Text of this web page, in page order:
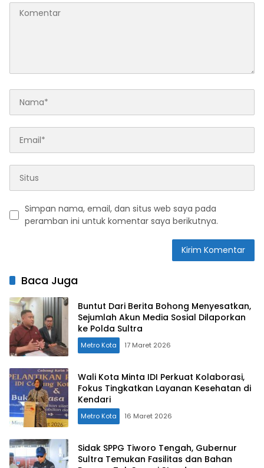
Simpan nama, email, dan situs web saya pada
peramban ini untuk komentar saya berikutnya.
Baca Juga
Buntut Dari Berita Bohong Menyesatkan,
Sejumlah Akun Media Sosial Dilaporkan
ke Polda Sultra
Metro Kota 17 Maret 2026
Wali Kota Minta IDI Perkuat Kolaborasi,
Fokus Tingkatkan Layanan Kesehatan di
Kendari
Metro Kota 16 Maret 2026
Sidak SPPG Tiworo Tengah, Gubernur
Sultra Temukan Fasilitas dan Bahan